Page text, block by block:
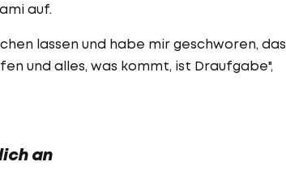
auf.
lassen und habe mir geschworen,
und alles, was kommt, ist Draufgabe",
an